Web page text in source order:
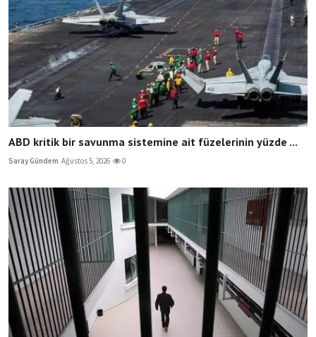
ABD kritik bir savunma sistemine ait füzelerinin yüzde ...
Saray Gündem Ağustos 5, 2026 0